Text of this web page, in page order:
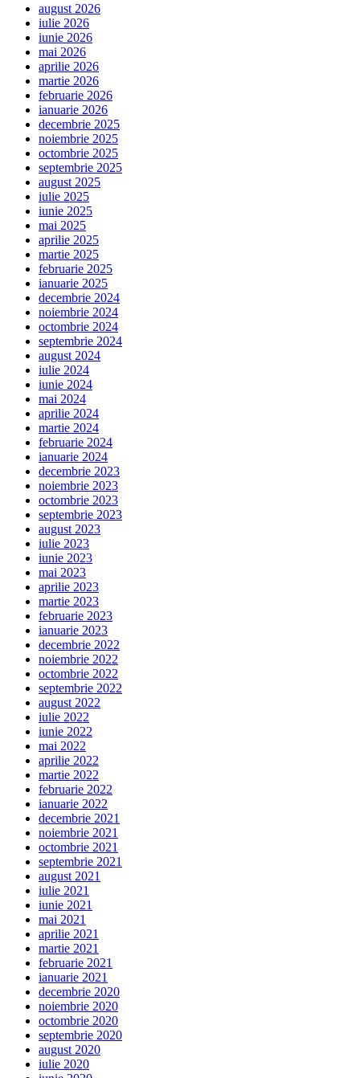
august 2026
iulie 2026
iunie 2026
mai 2026
aprilie 2026
martie 2026
februarie 2026
ianuarie 2026
decembrie 2025
noiembrie 2025
octombrie 2025
septembrie 2025
august 2025
iulie 2025
iunie 2025
mai 2025
aprilie 2025
martie 2025
februarie 2025
ianuarie 2025
decembrie 2024
noiembrie 2024
octombrie 2024
septembrie 2024
august 2024
iulie 2024
iunie 2024
mai 2024
aprilie 2024
martie 2024
februarie 2024
ianuarie 2024
decembrie 2023
noiembrie 2023
octombrie 2023
septembrie 2023
august 2023
iulie 2023
iunie 2023
mai 2023
aprilie 2023
martie 2023
februarie 2023
ianuarie 2023
decembrie 2022
noiembrie 2022
octombrie 2022
septembrie 2022
august 2022
iulie 2022
iunie 2022
mai 2022
aprilie 2022
martie 2022
februarie 2022
ianuarie 2022
decembrie 2021
noiembrie 2021
octombrie 2021
septembrie 2021
august 2021
iulie 2021
iunie 2021
mai 2021
aprilie 2021
martie 2021
februarie 2021
ianuarie 2021
decembrie 2020
noiembrie 2020
octombrie 2020
septembrie 2020
august 2020
iulie 2020